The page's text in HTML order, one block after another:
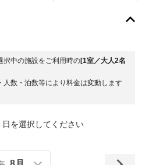
択中の施設をご利用時の[1室／大人2名
人数・泊数等により料金は変動します
を選択してください